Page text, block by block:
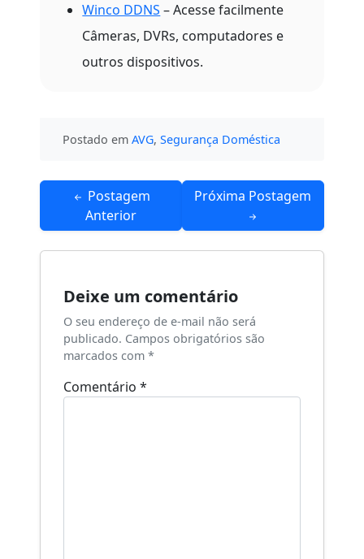
Winco DDNS – Acesse facilmente
Câmeras, DVRs, computadores e
outros dispositivos.
Postado emAVG,Segurança Doméstica
Navegação
Postagem
Anterior
Próxima Postagem
Deixe um comentário
O seu endereço de e-mail não será
publicado. Campos obrigatórios são
marcados com*
Comentário*